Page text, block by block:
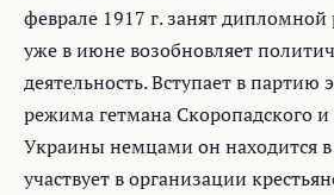
феврале 1917 г. занят дипломной
уже в июне возобновляет
деятельность. Вступает в партию
режима гетмана Скоропадского
Украины немцами он находится
участвует в организации